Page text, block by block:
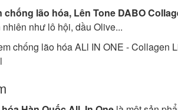
lão hóa, Lên Tone DABO
như lô hội, dầu Olive...